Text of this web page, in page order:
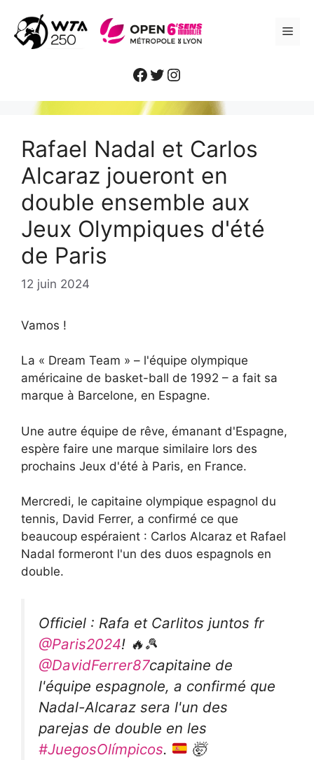
contenu
Facebook
Twitter
Instagram
Rafael Nadal et Carlos
Alcaraz joueront en
double ensemble aux
Jeux Olympiques d'été
de Paris
12 juin 2024
Vamos !
La « Dream Team » – l'équipe olympique
américaine de basket-ball de 1992 – a fait sa
marque à Barcelone, en Espagne.
Une autre équipe de rêve, émanant d'Espagne,
espère faire une marque similaire lors des
prochains Jeux d'été à Paris, en France.
Mercredi, le capitaine olympique espagnol du
tennis, David Ferrer, a confirmé ce que
beaucoup espéraient : Carlos Alcaraz et Rafael
Nadal formeront l'un des duos espagnols en
double.
Officiel : Rafa et Carlitos juntos fr
@Paris2024! 🔥🎾
@DavidFerrer87capitaine de
l'équipe espagnole, a confirmé que
Nadal-Alcaraz sera l'un des
parejas de double en les
#JuegosOlímpicos.
🤯